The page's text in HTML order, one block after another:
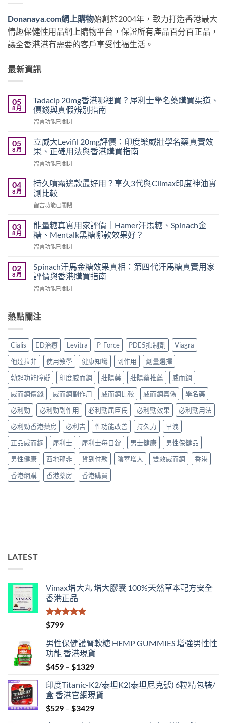
Donanaya.com網上購物始創於2004年，致力打造香港最大
情趣保健性用品網上購物平台，保證所有產品百分百正品，
讓全香港港有需要的客戶享受性福生活。
最新資訊
05
8 月
Tadacip 20mg香港哪裡買？犀利士學名藥購買渠道、
價錢與真假辨別指南
在
20mg
香
港
哪
買？
犀
利
士
名
藥
買
道、
價
錢
假
辨
指
南〉
中
留言功能已關閉
05
8 月
立威大Levifil 20mg評價：印度樂威壯學名藥真實效
果、正確用法與香港購買指南
在
威
大
Levifil
20mg
價：
印
度
樂
壯
學
藥
效
確
用
法
與
香
港
購
買
南〉
中
留言功能已關閉
04
8 月
持久噴霧邊款最好用？享久3代與Climax印度神油實
測比較
在
久
噴
霧
邊
最
好
用？
享
代
印
度
神
油
實
測
比
較〉
留言功能已關閉
03
8 月
能量糖真實用家評價｜Hamer汗馬糖、Spinach金
糖、Mentalk黑糖哪款效果好？
在
量
糖
真
實
評
Hamer
汗
馬
糖、
Spinach
金
糖、
Mentalk
糖
哪
款
效
果
好？〉
中
留言功能已關閉
02
8 月
Spinach汗馬金糖效果真相：第四代汗馬糖真實用家
評價與香港購買指南
在
馬
金
效
果
真
相：
第
四
代
汗
糖
真
實
用
家
評
價
與
留言功能已關閉
熱點關注
Cialis ED治療 Levitra P-Force PDE5抑制劑
Viagra
他達拉非
使用教學 健康知識 副作用
劑量選擇
勃起功能障礙
印度威而鋼 壯陽藥 壯陽藥推薦
威而鋼
威而鋼價錢
威而鋼副作用 威而鋼比較 威而鋼真偽
學名藥
必利勁
必利勁副作用 必利勁屈臣氏 必利勁效果
必利勁用法
必利勁香港藥房
必利吉 性功能改善 持久力
早洩
正品威而鋼
犀利士 犀利士每日錠 男士健康
男性保健品
男性健康
西地那非 貨到付款 陰莖增大 雙效威而鋼
香港
香港網購
香港藥房 香港購買
LATEST
Vimax增大丸 增大膠囊 100%天然草本配方安全
香港正品
評分
滿分 5
$799
男性保健護腎軟糖 HEMP GUMMIES 增強男性性
功能 香港現貨
$459 – $1329Price
$459
through
$1329
印度Titanic-K2/泰坦K2(泰坦尼克號) 6粒精包裝/
盒 香港官網現貨
$529 – $3429Price